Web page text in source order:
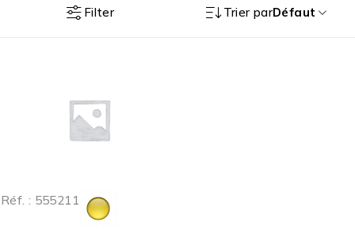
Filter Trier parDéfaut
Réf. : 555211